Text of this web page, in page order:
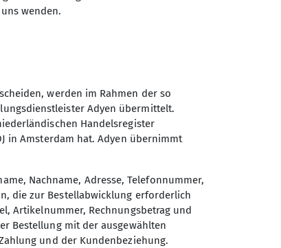
funktioniert hat. Die abendliche
zu sehen, was durch
haben wir den Kids ein paar
Kids und auch die
die anderen an einer
leckerer Wraps für alle.
Dazu durfte eine Runde des
beibehalten. Die letzte Nacht
Wieder am Zeltplatz
von ihren Eltern erwartet und
wenden.
werden im Rahmen der so
Adyen übermittelt.
Handelsregister
in Amsterdam hat. Adyen übernimmt
Nachname, Adresse, Telefonnummer,
die zur Bestellabwicklung erforderlich
Artikelnummer, Rechnungsbetrag und
Bestellung mit der ausgewählten
und der Kundenbeziehung.